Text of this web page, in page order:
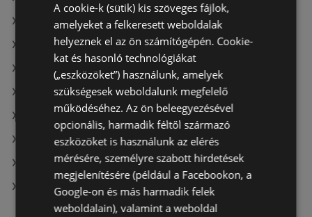
A(z) ALDI ajánlatai
A(z) Coop ajánlatai
A(z) Ecofamily aktuális akciós újságjai
A(z) Privát aktuális akciós újságjai
A(z) Reál aktuális akciós újságjai
A(z) AlphaZoo aktuális akciós újságjai
A(z) Coop aktuális akciós újságjai
A(z) Spar üzletei itt: Sopron-Fertődi
A cookie-k (sütik) kis szöveges fájlok,
amelyeket a felkeresett weboldalak
helyeznek el az ön számítógépén. Cookie-
kat és hasonló technológiákat
(„eszközöket”) használunk, amelyek
szükségesek weboldalunk megfelelő
működéséhez. Az ön beleegyezésével
opcionális, harmadik féltől származó
eszközöket is használunk az elérés
mérésére, személyre szabott hirdetések
megjelenítésére (például a Facebookon, a
Google-on és más harmadik felek
weboldalain), valamint a weboldal